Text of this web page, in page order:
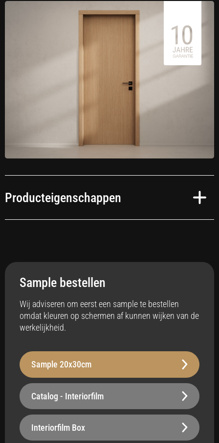
Producteigenschappen
Anti-bacterieel
Badkamer
Vloerverwarming
Ja
Robuust - 230 µm
Oppervlak
Sample bestellen
Wij adviseren om eerst een sample te bestellen
omdat kleuren op schermen af kunnen wijken van de
werkelijkheid.
Sample 20x30cm
Catalog - Interiorfilm
Interiorfilm Box